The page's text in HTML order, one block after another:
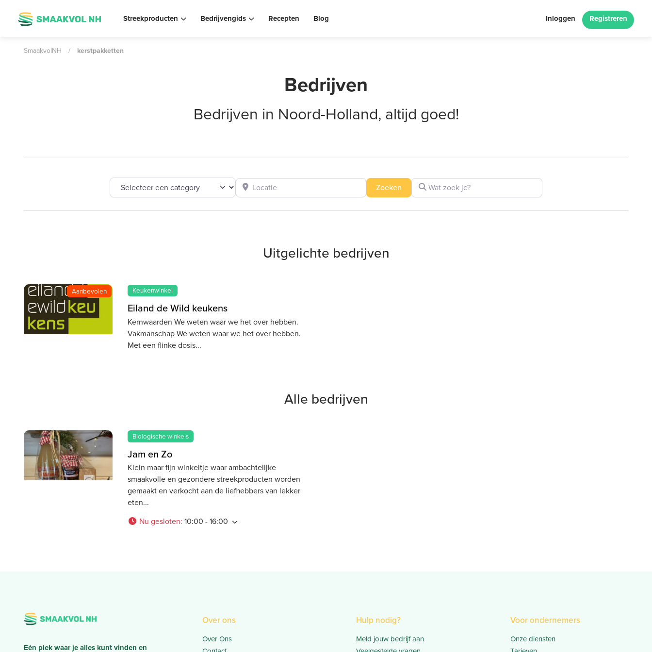
Streekproducten Bedrijvengids Recepten Blog Inloggen Registreren
SmaakvolNH / kerstpakketten
Bedrijven
Bedrijven in Noord-Holland, altijd goed!
Selecteer een category Wat zoek je?
Locatie Zoeken Zoeken
Uitgelichte bedrijven
Aanbevolen Keukenwinkel
Eiland de Wild keukens
Kernwaarden We weten waar we het over hebben.
Vakmanschap We weten waar we het over hebben.
Met een flinke dosis
Alle bedrijven
Biologische winkels
Jam en Zo
Klein maar fijn winkeltje waar ambachtelijke
smaakvolle en gezondere streekproducten worden
gemaakt en verkocht aan de liefhebbers van lekker
eten
Nu gesloten: 10:00 - 16:00
Eén plek waar je alles kunt vinden en
Over ons
Over Ons
Hulp nodig?
Meld jouw bedrijf aan
Voor ondernemers
Onze diensten